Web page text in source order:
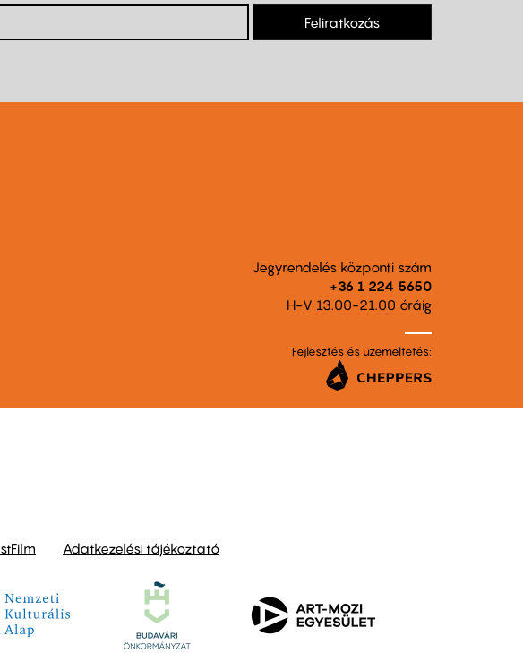
Feliratkozás
Jegyrendelés központi szám
+36 1 224 5650
H-V 13.00-21.00 óráig
Fejlesztés és üzemeltetés:
Adatkezelési tájékoztató